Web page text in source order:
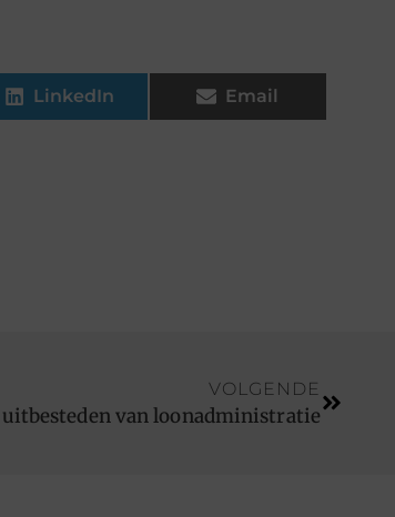
LinkedIn Email
VOLGENDE
uitbesteden van loonadministratie